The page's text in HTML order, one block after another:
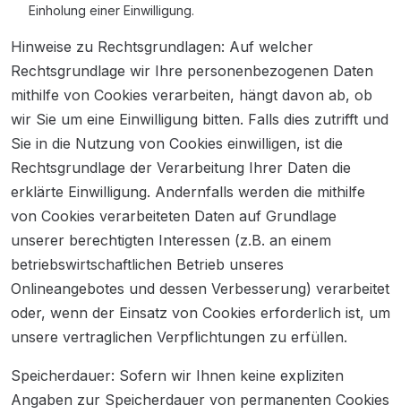
Einholung einer Einwilligung.
Hinweise zu Rechtsgrundlagen: Auf welcher
Rechtsgrundlage wir Ihre personenbezogenen Daten
mithilfe von Cookies verarbeiten, hängt davon ab, ob
wir Sie um eine Einwilligung bitten. Falls dies zutrifft und
Sie in die Nutzung von Cookies einwilligen, ist die
Rechtsgrundlage der Verarbeitung Ihrer Daten die
erklärte Einwilligung. Andernfalls werden die mithilfe
von Cookies verarbeiteten Daten auf Grundlage
unserer berechtigten Interessen (z.B. an einem
betriebswirtschaftlichen Betrieb unseres
Onlineangebotes und dessen Verbesserung) verarbeitet
oder, wenn der Einsatz von Cookies erforderlich ist, um
unsere vertraglichen Verpflichtungen zu erfüllen.
Speicherdauer: Sofern wir Ihnen keine expliziten
Angaben zur Speicherdauer von permanenten Cookies